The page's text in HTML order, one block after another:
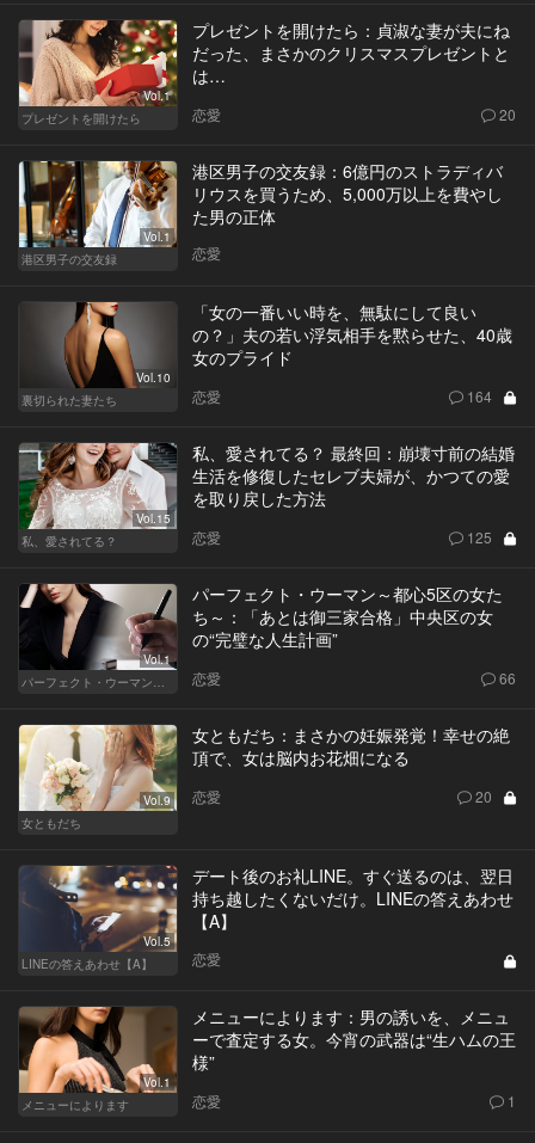
Vol.1
プレゼントを開けたら
プレゼントを開けたら：貞淑な妻が夫にね
だった、まさかのクリスマスプレゼントと
は…
恋愛 20
Vol.1
港区男子の交友録
港区男子の交友録：6億円のストラディバ
リウスを買うため、5,000万以上を費やし
た男の正体
恋愛
Vol.10
裏切られた妻たち
「女の一番いい時を、無駄にして良い
の？」夫の若い浮気相手を黙らせた、40歳
女のプライド
恋愛 164
Vol.15
私、愛されてる？
私、愛されてる？ 最終回：崩壊寸前の結婚
生活を修復したセレブ夫婦が、かつての愛
を取り戻した方法
恋愛 125
Vol.1
パーフェクト・ウーマン～都心5区の女た
ち～：「あとは御三家合格」中央区の女
の“完璧な人生計画”
恋愛 66
Vol.9
女ともだち
女ともだち：まさかの妊娠発覚！幸せの絶
頂で、女は脳内お花畑になる
恋愛 20
Vol.5
LINEの答えあわせ【A】
デート後のお礼LINE。すぐ送るのは、翌日
持ち越したくないだけ。LINEの答えあわせ
【A】
恋愛
Vol.1
メニューによります
メニューによります：男の誘いを、メニュ
ーで査定する女。今宵の武器は“生ハムの王
様”
恋愛 1